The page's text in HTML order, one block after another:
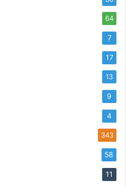
64
7
17
13
9
4
343
58
11